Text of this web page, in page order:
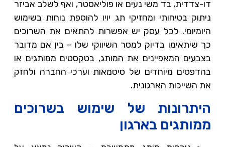
דו-צדדית, בד משי נעים או פוליאסטר, ואף לשלב אביזר
ניתוק בטיחותי ומחזיקי תג יויו להוספת נוחות בשימוש
היומיומי. לכל עסק יש אפשרות להתאים את השרוכים
כך שיתאימו בדיוק למסר השיווקי שלו – בין אם מדובר
בצבעים המאפיינים את המותג, בטקסטים ממותגים או
בהדפסים מיוחדים של סיסמאות וערכי החברה ולחזק
את השייכות הארגונית.
היתרונות של שימוש בשרוכים
ממותגים בארגון